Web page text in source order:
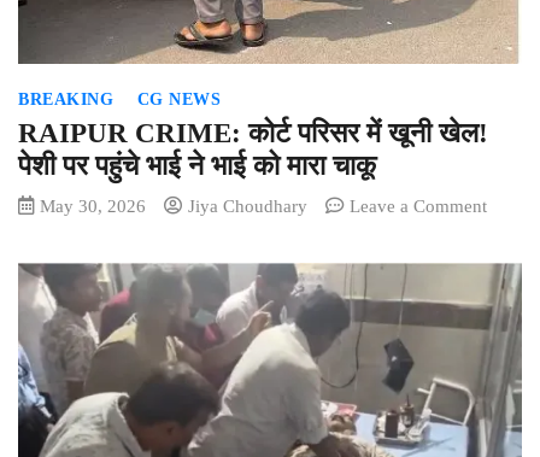
को
मंजूरी
BREAKING CG NEWS
RAIPUR CRIME: कोर्ट परिसर में खूनी खेल!
पेशी पर पहुंचे भाई ने भाई को मारा चाकू
May 30, 2026 Jiya Choudhary Leave a Commenton
कोर्ट
परिसर
में
खूनी
खेल!
पेशी
पर